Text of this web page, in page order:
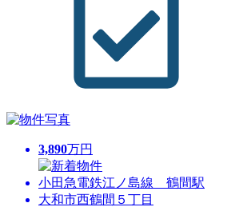
3,890万円
小田急電鉄江ノ島線 鶴間駅
大和市西鶴間５丁目